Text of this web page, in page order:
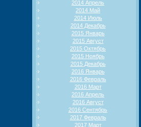
2014 Апрель
2014 Май
2014 Июль
2014 Декабрь
2015 Январь
2015 Август
2015 Октябрь
2015 Ноябрь
2015 Декабрь
2016 Январь
2016 Февраль
2016 Март
2016 Апрель
2016 Август
2016 Сентябрь
2017 Февраль
2017 Март